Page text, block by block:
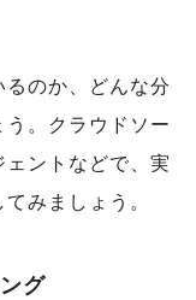
のか、どんな分
。クラウドソー
ントなどで、実
みましょう。
グ